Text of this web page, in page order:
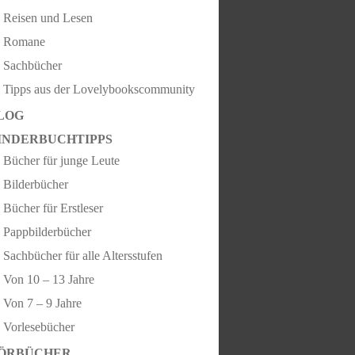
Reisen und Lesen
Romane
Sachbücher
Tipps aus der Lovelybookscommunity
Bücher für junge Leute
Bilderbücher
Bücher für Erstleser
Pappbilderbücher
Sachbücher für alle Altersstufen
Von 10 – 13 Jahre
Von 7 – 9 Jahre
Vorlesebücher